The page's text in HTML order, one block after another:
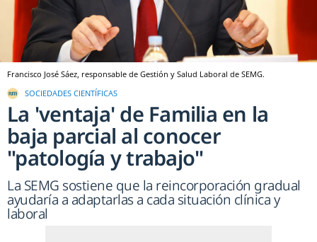
Francisco José Sáez, responsable de Gestión y Salud Laboral de SEMG.
SOCIEDADES CIENTÍFICAS
La 'ventaja' de Familia en la
baja parcial al conocer
"patología y trabajo"
La SEMG sostiene que la reincorporación gradual
ayudaría a adaptarlas a cada situación clínica y
laboral